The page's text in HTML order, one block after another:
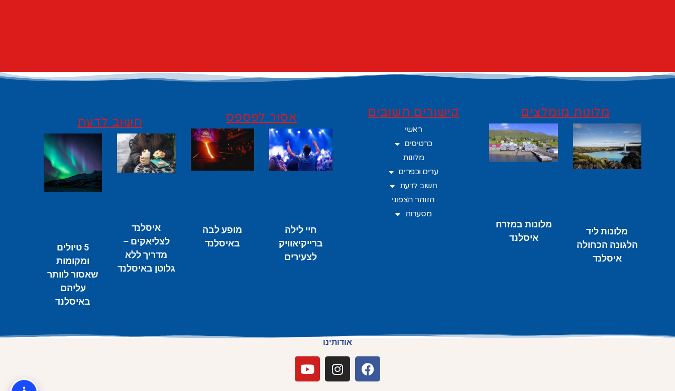
מלונות מומלצים
מלונות ליד
הלגונה הכחולה
איסלנד
מלונות במזרח
איסלנד
קישורים חשובים
ראשי
כרטיסים
מלונות
ערים וכפרים
חשוב לדעת
הזוהר הצפוני
מסעדות
אסור לפספס
חיי לילה
ברייקיאוויק
לצעירים
מופע לבה
באיסלנד
חשוב לדעת
איסלנד
לצליאקים –
מדריך ללא
גלוטן באיסלנד
5 טיולים
ומקומות
שאסור לוותר
עליהם
באיסלנד
אודותינו